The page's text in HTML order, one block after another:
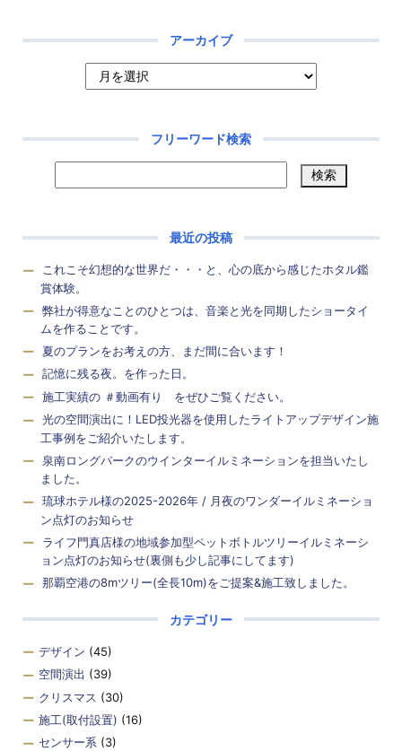
アーカイブ
フリーワード検索
最近の投稿
これこそ幻想的な世界だ・・・と、心の底から感じたホタル鑑
賞体験。
弊社が得意なことのひとつは、音楽と光を同期したショータイ
ムを作ることです。
夏のプランをお考えの方、まだ間に合います！
記憶に残る夜。を作った日。
施工実績の ＃動画有り をぜひご覧ください。
光の空間演出に！LED投光器を使用したライトアップデザイン施
工事例をご紹介いたします。
泉南ロングパークのウインターイルミネーションを担当いたし
ました。
琉球ホテル様の2025-2026年 / 月夜のワンダーイルミネーショ
ン点灯のお知らせ
ライフ門真店様の地域参加型ペットボトルツリーイルミネーシ
ョン点灯のお知らせ(裏側も少し記事にしてます)
那覇空港の8mツリー(全長10m)をご提案&施工致しました。
カテゴリー
デザイン (45)
空間演出 (39)
クリスマス (30)
施工(取付設置) (16)
センサー系 (3)